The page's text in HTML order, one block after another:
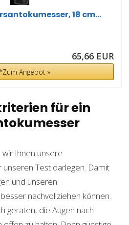
18 cm...
65,66 EUR
Angebot »
für ein
Ihnen unsere
unseren Test darlegen. Damit
und unseren
besser nachvollziehen können.
geraten, die Augen nach